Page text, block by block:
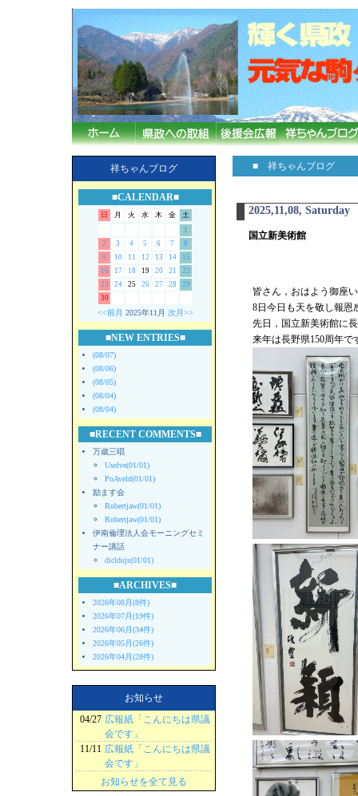
祥ちゃんブログ
■CALENDAR■
日 月 火 水 木 金
土
1
2
3 4 5 6 7
8
9
10 11 12 13 14
15
16
17 18 19 20 21
22
23
24 25 26 27 28
29
30
<<前月 2025年11月 次月>>
■NEW ENTRIES■
(08/07)
(08/06)
(08/05)
(08/04)
(08/04)
■RECENT COMMENTS■
万歳三唱
Uselve(01/01)
PoAveld(01/01)
励ます会
Robertjaw(01/01)
Robertjaw(01/01)
伊南倫理法人会モーニングセミ
ナー講話
dicldujs(01/01)
■ARCHIVES■
2026年08月(8件)
2026年07月(19件)
2026年06月(34件)
2026年05月(26件)
2026年04月(28件)
お知らせ
04/27 広報紙「こんにちは県議
会です」
11/11 広報紙「こんにちは県議
会です」
お知らせを全て見る
■ 祥ちゃんブログ
2025,11,08, Saturday
国立新美術館
皆さん，おはよう御座
8日今日も天を敬し報恩
先日，国立新美術館に
来年は長野県150周年